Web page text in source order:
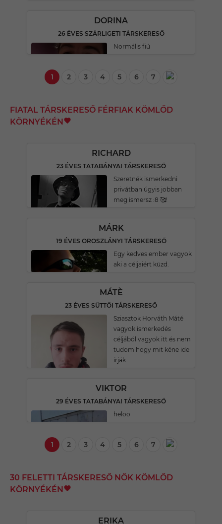
DORINA
26 ÉVES SZÁRLIGETI TÁRSKERESŐ
Normális fiú
1 2 3 4 5 6 7
FIATAL TÁRSKERESŐ FÉRFIAK KÖMLŐD
KÖRNYÉKÉN
RICHARD
23 ÉVES TATABÁNYAI TÁRSKERESŐ
Szeretnék ismerkedni
privátban úgyis jobban
meg ismersz :8 🥰!
MÁRK
19 ÉVES OROSZLÁNYI TÁRSKERESŐ
Egy kedves ember vagyok
aki a céljaiért küzd.
MÁTÈ
23 ÉVES SÜTTŐI TÁRSKERESŐ
Sziasztok Horváth Máté
vagyok ismerkedés
céljából vagyok itt és nem
tudom hogy mit kéne ide
írják
VIKTOR
29 ÉVES TATABÁNYAI TÁRSKERESŐ
heloo
1 2 3 4 5 6 7
30 FELETTI TÁRSKERESŐ NŐK KÖMLŐD
KÖRNYÉKÉN
ERIKA